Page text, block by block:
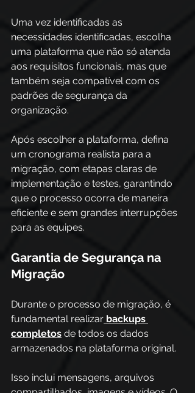
Uma vez identificadas as
necessidades identificadas, escolha
uma plataforma que não só atenda
aos requisitos funcionais, mas que
também seja compatível com os
padrões de segurança da
organização.
Após escolher a plataforma, defina
um cronograma realista para a
migração, com etapas claras de
implementação e testes, garantindo
que o processo ocorra de maneira
eficiente e sem grandes interrupções
para as equipes.
Garantia de Segurança na
Migração
Durante o processo de migração, é
fundamental realizar backups
completos de todos os dados
armazenados na plataforma original.
Isso inclui mensagens, arquivos